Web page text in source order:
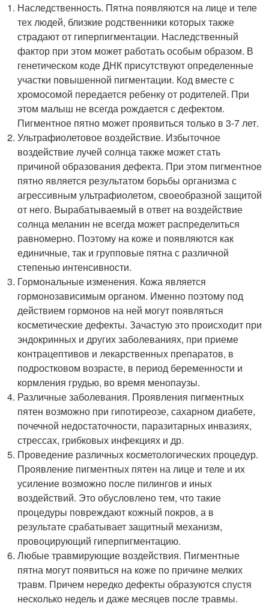
Наследственность. Пятна появляются на лице и теле
тех людей, близкие родственники которых также
страдают от гиперпигментации. Наследственный
фактор при этом может работать особым образом. В
генетическом коде ДНК присутствуют определенные
участки повышенной пигментации. Код вместе с
хромосомой передается ребенку от родителей. При
этом малыш не всегда рождается с дефектом.
Пигментное пятно может проявиться только в 3-7 лет.
Ультрафиолетовое воздействие. Избыточное
воздействие лучей солнца также может стать
причиной образования дефекта. При этом пигментное
пятно является результатом борьбы организма с
агрессивным ультрафиолетом, своеобразной защитой
от него. Вырабатываемый в ответ на воздействие
солнца меланин не всегда может распределиться
равномерно. Поэтому на коже и появляются как
единичные, так и групповые пятна с различной
степенью интенсивности.
Гормональные изменения. Кожа является
гормонозависимым органом. Именно поэтому под
действием гормонов на ней могут появляться
косметические дефекты. Зачастую это происходит при
эндокринных и других заболеваниях, при приеме
контрацептивов и лекарственных препаратов, в
подростковом возрасте, в период беременности и
кормления грудью, во время менопаузы.
Различные заболевания. Проявления пигментных
пятен возможно при гипотиреозе, сахарном диабете,
почечной недостаточности, паразитарных инвазиях,
стрессах, грибковых инфекциях и др.
Проведение различных косметологических процедур.
Проявление пигментных пятен на лице и теле и их
усиление возможно после пилингов и иных
воздействий. Это обусловлено тем, что такие
процедуры повреждают кожный покров, а в
результате срабатывает защитный механизм,
провоцирующий гиперпигментацию.
Любые травмирующие воздействия. Пигментные
пятна могут появиться на коже по причине мелких
травм. Причем нередко дефекты образуются спустя
несколько недель и даже месяцев после травмы.